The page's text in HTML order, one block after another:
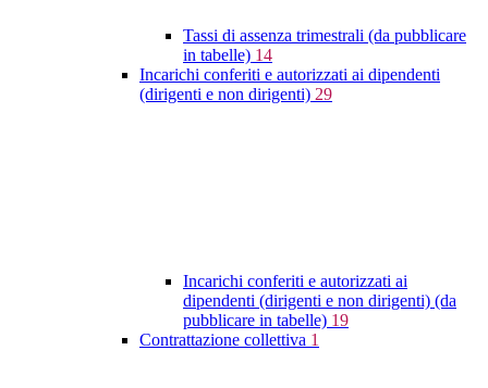
Tassi di assenza trimestrali (da pubblicare
in tabelle) 14
Incarichi conferiti e autorizzati ai dipendenti
(dirigenti e non dirigenti) 29
Incarichi conferiti e autorizzati ai
dipendenti (dirigenti e non dirigenti) (da
pubblicare in tabelle) 19
Contrattazione collettiva 1